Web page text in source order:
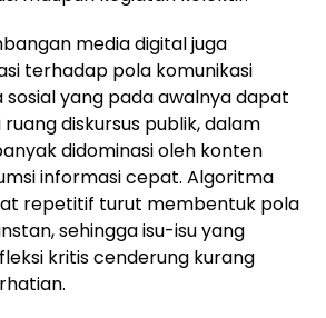
media digital juga
terhadap pola komunikasi
sosial yang pada awalnya dapat
diskursus publik, dalam
didominasi oleh konten
informasi cepat. Algoritma
repetitif turut membentuk pola
sehingga isu-isu yang
kritis cenderung kurang